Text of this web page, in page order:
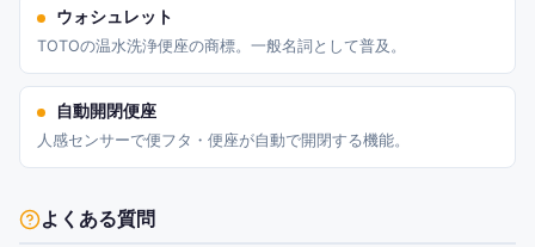
ウォシュレット
TOTOの温水洗浄便座の商標。一般名詞として普及。
自動開閉便座
人感センサーで便フタ・便座が自動で開閉する機能。
よくある質問